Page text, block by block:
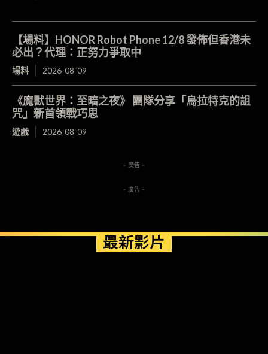
【場料】HONOR Robot Phone 12/8 發佈但香港未
必出？代理：正努力爭取中
場料 2026-08-09
《魔獸世界：至暗之夜》 團隊分享「烏拉特克的詛
咒」新首領戰巧思
遊戲 2026-08-09
- 廣告 -
- 廣告 -
最新影片